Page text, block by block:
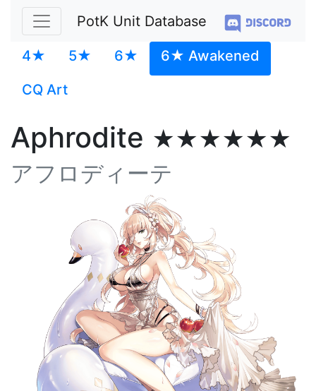
PotK Unit Database
4★ 5★ 6★
6★ Awakened
CQ Art
Aphrodite ★★★★★★
アフロディーテ